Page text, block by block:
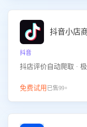
抖音小店
抖音
抖店评价自动爬取 ·
免费试用 已售99+